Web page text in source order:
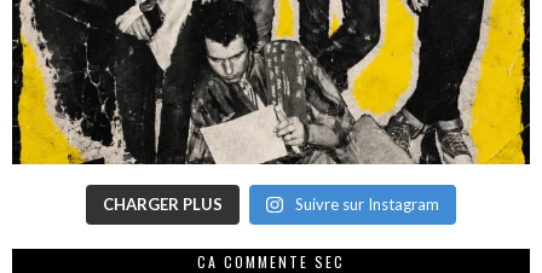
CHARGER PLUS Suivre sur Instagram
CA COMMENTE SEC